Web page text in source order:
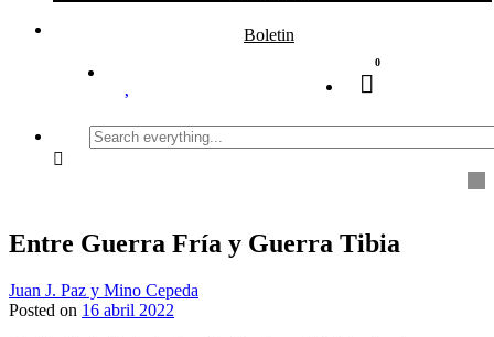
Boletin
0
Search
everything...
Entre Guerra Fría y Guerra Tibia
Juan J. Paz y Mino Cepeda
Posted on 16 abril 2022